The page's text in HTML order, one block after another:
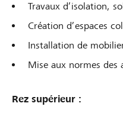
Travaux d’isolation,
Création d’espaces
Installation de
Mise aux normes des
Rez supérieur :